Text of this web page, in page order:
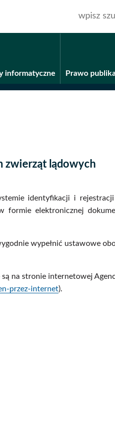
informatyczne Prawo
zwierząt lądowych
identyfikacji i
formie elektronicznej
wypełnić ustawowe
są na stronie internetowej
przez-internet).